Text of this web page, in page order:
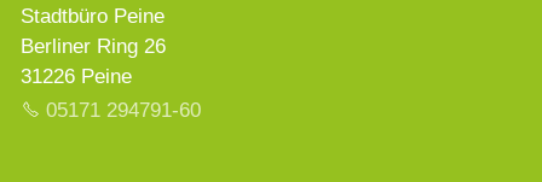
Stadtbüro Peine
Berliner Ring 26
31226 Peine
05171 294791-60